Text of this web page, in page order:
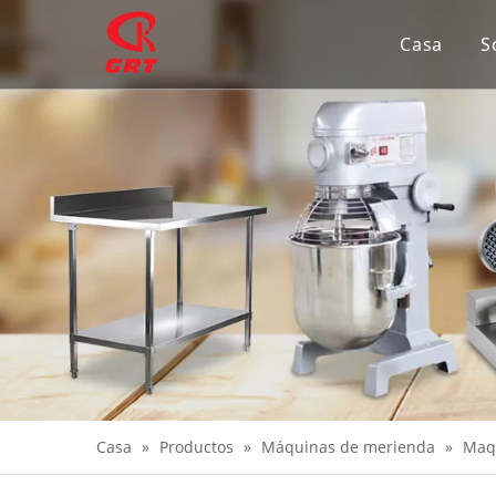
Casa
Casa » Productos » Máquinas de merienda »